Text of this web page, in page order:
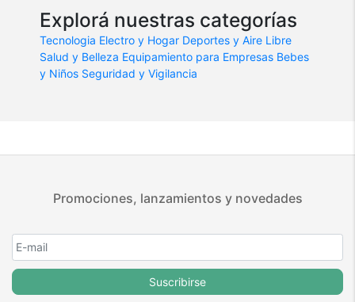
Explorá nuestras categorías
Tecnologia Electro y Hogar Deportes y Aire Libre
Salud y Belleza Equipamiento para Empresas Bebes
y Niños Seguridad y Vigilancia
Promociones, lanzamientos y novedades
Suscribirse